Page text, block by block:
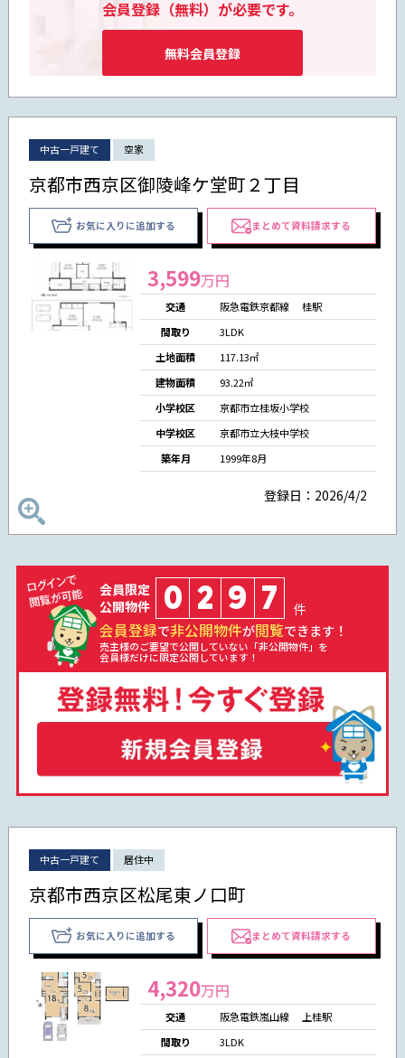
会員登録（無料）が必要です。
無料会員登録
中古一戸建て 空家
京都市西京区御陵峰ケ堂町２丁目
お気に入りに追加する まとめて資料請求する
3,599万円
交通
阪急電鉄京都線 桂駅
間取り
3LDK
土地面積
117.13㎡
建物面積
93.22㎡
小学校区
京都市立桂坂小学校
中学校区
京都市立大枝中学校
築年月
1999年8月
登録日：2026/4/2
会員限定
公開物件
0 2 9 7 件
会員登録で非公開物件が閲覧できます！
売主様のご要望で公開していない「非公開物件」を
会員様だけに限定公開しています！
中古一戸建て 居住中
京都市西京区松尾東ノ口町
お気に入りに追加する まとめて資料請求する
4,320万円
交通
阪急電鉄嵐山線 上桂駅
間取り
3LDK